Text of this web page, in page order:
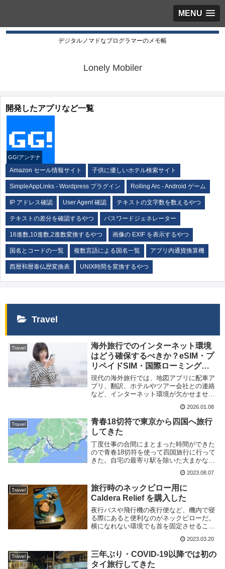
MENU
デジタルノマドなプログラマーのメモ帳
Lonely Mobiler
開発したアプリなど一覧
GG!アンテナ
Amazon セール情報サイト 子供に優しいホテル検索サイト
SimpleAppLinks - Wordpress プラグイン Rolling Arc - Android ゲーム
IP アドレス確認 User Agent 確認 テキストの文字数を数えるやつ
テキストの差分を確認するやつ パスワードジェネレーター
16進数,10進数,2進数変換するやつ 画像の EXIF を表示するやつ
国名とコードの一覧 複数言語による国名一覧 アプリ内通貨換算機
西暦和暦泰仏歴変換表 UNIX時間を変換するやつ
Travel
Travel
海外旅行でのインターネット環境
はどう確保するべきか？eSIM・プ
リペイドSIM・国際ローミング・
モバイル Wi-Fi ルーターをそれぞ
れ比較
現代の海外旅行では、地図アプリに配車ア
プリ、翻訳、ホテルやツアー会社との連絡
など、インターネット環境が欠かせませ
スマートフォンがそのまま使えるとは限ら
ないため、通信手段をどうするかは考える
必要があります...
2026.01.08
Travel
青春18切符で東京から四国へ旅行
してきた
丁度仕事の合間にまとまった時間ができた
ので青春18切符を使って四国旅行に行って
きた。自宅の最寄り駅を除いた大まかなル
変なので駅舎を出たところだけ記載する。
東京→熱海→大垣→岡山岡山→高松→阿波
池田→高知...
2023.08.07
Travel
旅行時のネックピロー用に
Caldera Relief を購入した
夜行バスや飛行機の夜行便など、機内で寝
る際にあると便利なのがネックピローだ。
横になれない環境でも首を固定させること
ネックピローはかさばる且つ重量がある
し、空気式であれば膨らます/萎める手間
もかかる。その...
2023.03.20
Travel
三年ぶり・COVID-19以降では初の
タイ旅行してきた